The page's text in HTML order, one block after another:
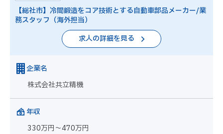
【総社市】冷間鍛造をコア技術とする自動車部品メーカー/業
務スタッフ（海外担当）
求人の詳細を見る
企業名
株式会社共立精機
年収
330万円～470万円